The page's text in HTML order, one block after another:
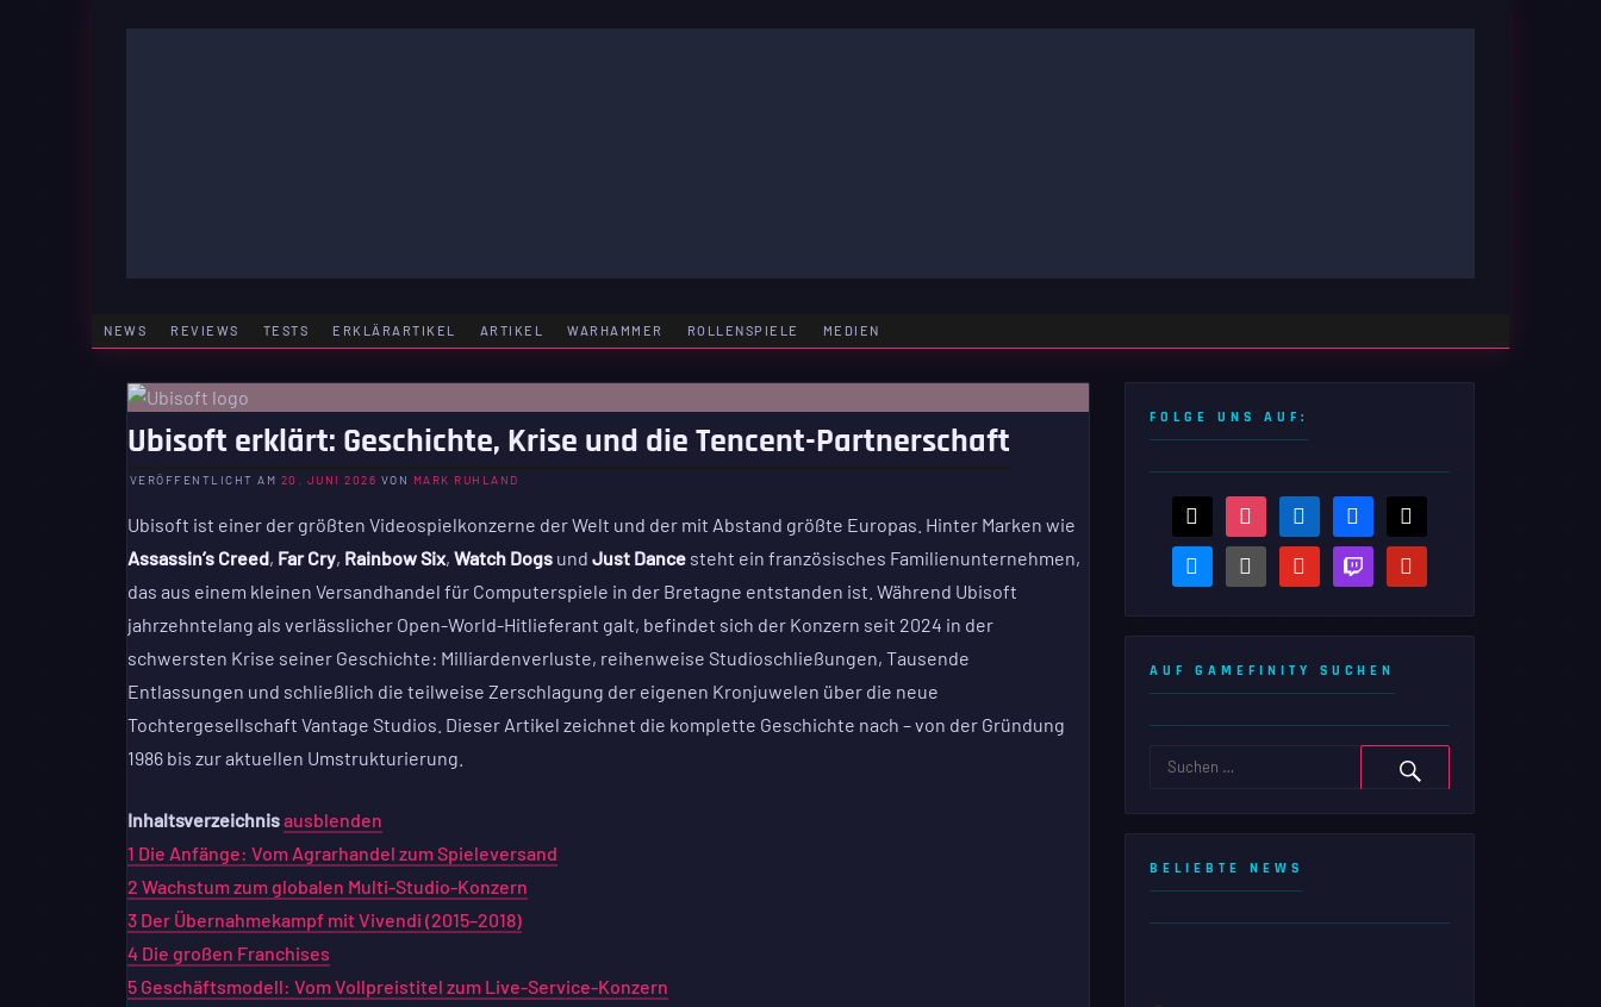
NEWS REVIEWS TESTS ERKLÄRARTIKEL ARTIKEL WARHAMMER ROLLENSPIELE MEDIEN
Ubisoft erklärt: Geschichte, Krise und die Tencent-Partnerschaft
VERÖFFENTLICHT AM 20. JUNI 2026 VON MARK RUHLAND
Ubisoft ist einer der größten Videospielkonzerne der Welt und der mit Abstand größte Europas. Hinter Marken wie
Assassin’s Creed, Far Cry, Rainbow Six, Watch Dogsund Just Dancesteht ein französisches Familienunternehmen,
das aus einem kleinen Versandhandel für Computerspiele in der Bretagne entstanden ist. Während Ubisoft
jahrzehntelang als verlässlicher Open-World-Hitlieferant galt, befindet sich der Konzern seit 2024 in der
schwersten Krise seiner Geschichte: Milliardenverluste, reihenweise Studioschließungen, Tausende
Entlassungen und schließlich die teilweise Zerschlagung der eigenen Kronjuwelen über die neue
Tochtergesellschaft Vantage Studios. Dieser Artikel zeichnet die komplette Geschichte nach – von der Gründung
1986 bis zur aktuellen Umstrukturierung.
Inhaltsverzeichnisausblenden
1 Die Anfänge: Vom Agrarhandel zum Spieleversand
2 Wachstum zum globalen Multi-Studio-Konzern
3 Der Übernahmekampf mit Vivendi (2015–2018)
4 Die großen Franchises
5 Geschäftsmodell: Vom Vollpreistitel zum Live-Service-Konzern
FOLGE UNS AUF:
threads instagramlinkedin facebook
bluesky steam-
square
youtubetwitch pinterest
AUF GAMEFINITY SUCHEN
BELIEBTE NEWS